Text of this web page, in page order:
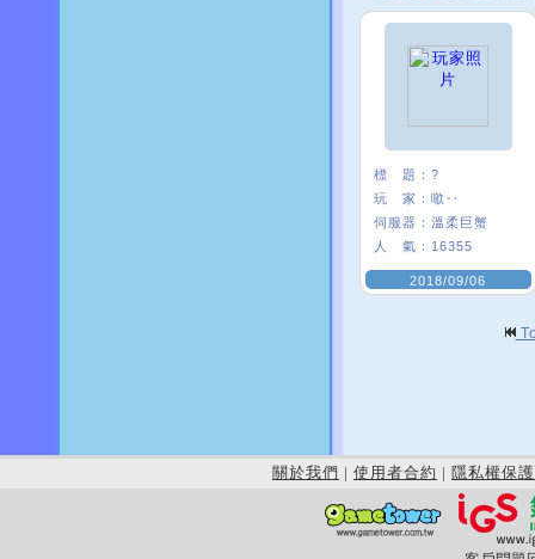
標 題： ?
玩 家： 噷‥
伺服器： 溫柔巨蟹
人 氣： 16355
2018/09/06
關於我們 | 使用者合約 | 隱私權保護